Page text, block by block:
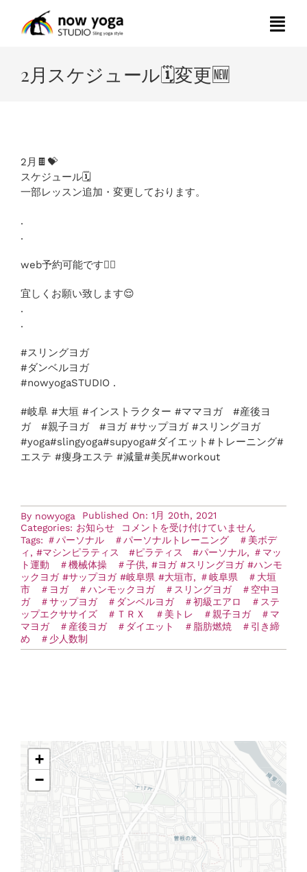
content
HOME
パーソナル(マシンピラティス&トレーニング)要項
インストラクターの紹介
アクセス
2月スケジュール🗓変更🆕
2月🍫💝
スケジュール🗓
一部レッスン追加・変更しております。
.
.
web予約可能です🙆‍♀️
宜しくお願い致します😌
.
.
#スリングヨガ
#ダンベルヨガ
#nowyogaSTUDIO .
#岐阜 #大垣 #インストラクター #ママヨガ #産後ヨ
ガ #親子ヨガ #ヨガ #サップヨガ #スリングヨガ
#yoga#slingyoga#supyoga#ダイエット#トレーニング#
エステ #痩身エステ #減量#美尻#workout
By nowyoga
Published On: 1月 20th, 2021
Categories: お知らせ
2
月
ス
ケ
ジ
ュ
ー
ル
🗓
更
コメントを受け付けていません
Tags: ＃パーソナル ＃パーソナルトレーニング ＃美ボデ
ィ , #マシンピラティス #ピラティス #パーソナル, ＃マッ
ト運動 ＃機械体操 ＃子供, #ヨガ #スリングヨガ #ハンモ
ックヨガ #サップヨガ #岐阜県 #大垣市, ＃岐阜県 ＃大垣
市 ＃ヨガ ＃ハンモックヨガ ＃スリングヨガ ＃空中ヨ
ガ ＃サップヨガ ＃ダンベルヨガ ＃初級エアロ ＃ステ
ップエクササイズ ＃ＴＲＸ ＃美トレ ＃親子ヨガ ＃マ
マヨガ ＃産後ヨガ ＃ダイエット ＃脂肪燃焼 ＃引き締
め ＃少人数制
+
−